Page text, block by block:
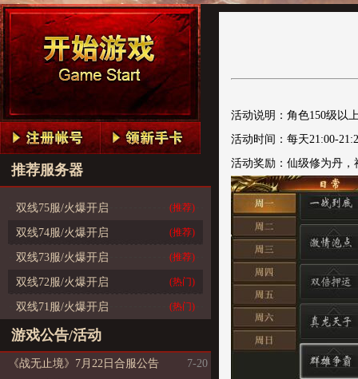
推荐服务器
双线75服/火爆开启 (推荐)
双线74服/火爆开启 (推荐)
双线73服/火爆开启 (推荐)
双线72服/火爆开启 (热门)
双线71服/火爆开启 (热门)
游戏公告/活动
《战无止境》7月22日合服公告
7-20
活动说明：角色150级以
活动时间：每天21:00-
活动奖励：仙级修为丹，